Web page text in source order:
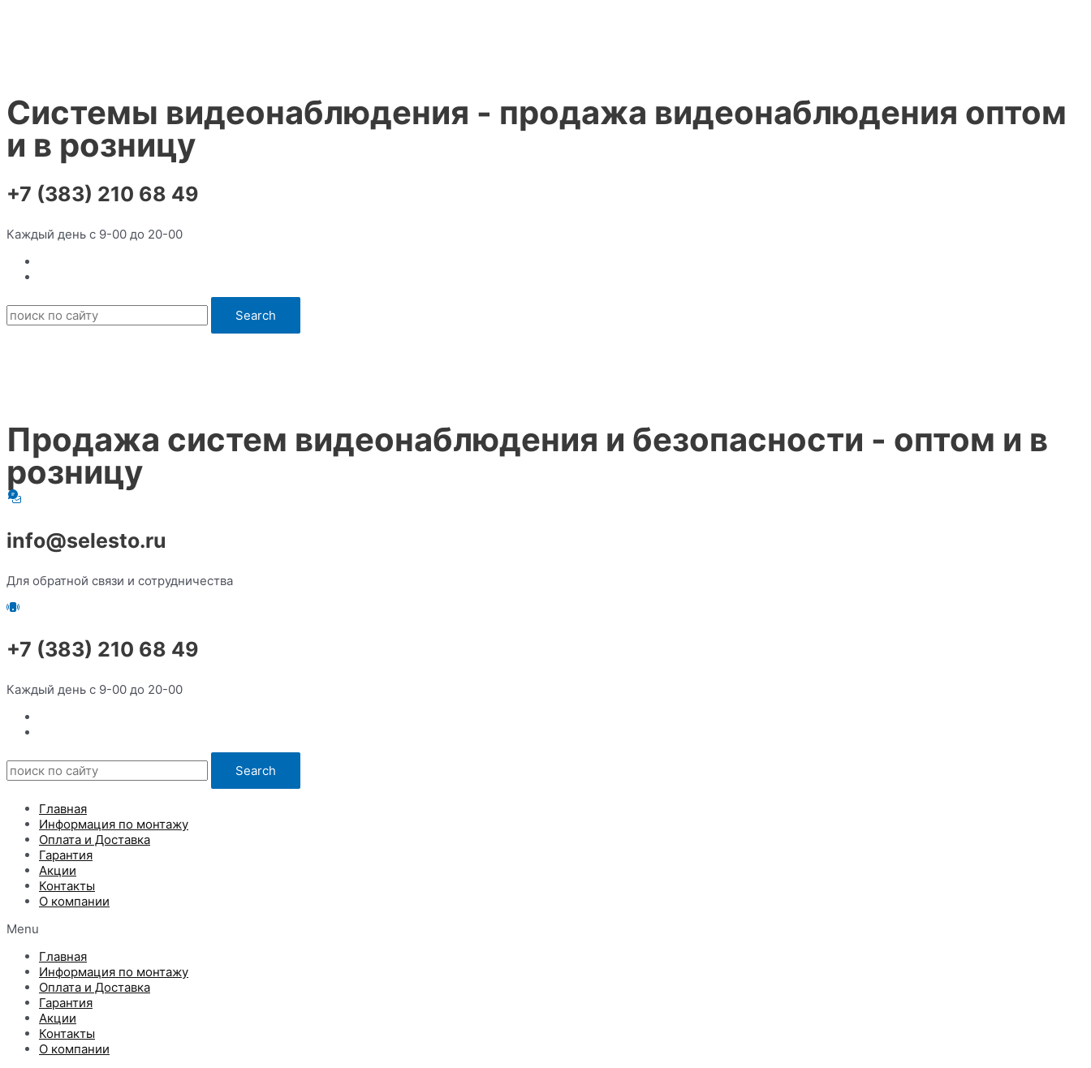
Системы видеонаблюдения - продажа видеонаблюдения оптом
и в розницу
+7 (383) 210 68 49
Каждый день с 9-00 до 20-00
Search
Продажа систем видеонаблюдения и безопасности - оптом и в
розницу
info@selesto.ru
Для обратной связи и сотрудничества
+7 (383) 210 68 49
Каждый день с 9-00 до 20-00
Search
Главная
Информация по монтажу
Оплата и Доставка
Гарантия
Акции
Контакты
О компании
Menu
Главная
Информация по монтажу
Оплата и Доставка
Гарантия
Акции
Контакты
О компании